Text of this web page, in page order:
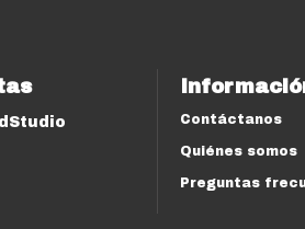
Contáctanos
Quiénes somos
Preguntas